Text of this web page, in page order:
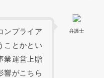
弁護士
ンプライア
ことかとい
業運営上贈
響がこちら